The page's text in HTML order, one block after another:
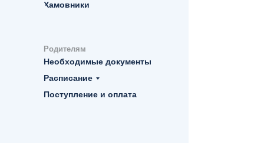
Родителям
Необходимые документы
Расписание
Поступление и оплата
Хамовники